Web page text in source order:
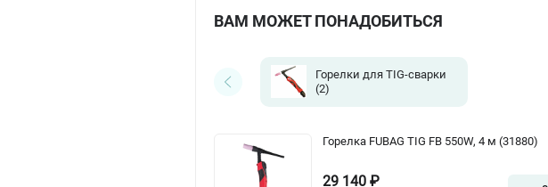
ВАМ МОЖЕТ ПОНАДОБИТЬСЯ
Горелки для TIG-сварки
(2)
Горелка FUBAG TIG FB 550W, 4 м (31880)
29 140 ₽